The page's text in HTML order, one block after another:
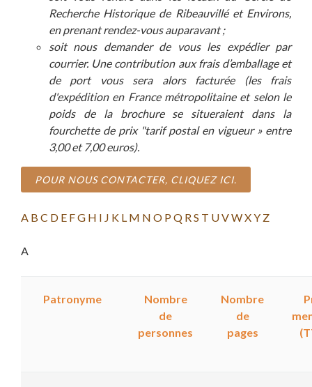
Recherche Historique de Ribeauvillé et Environs,
en prenant rendez-vous auparavant ;
soit nous demander de vous les expédier par
courrier. Une contribution aux frais d’emballage et
de port vous sera alors facturée (les frais
d'expédition en France métropolitaine et selon le
poids de la brochure se situeraient dans la
fourchette de prix "tarif postal en vigueur » entre
3,00 et 7,00 euros).
POUR NOUS CONTACTER, CLIQUEZ ICI.
A B C D E FG H I J K L M N O PQ RS T UVWXY Z
A
Patronyme
Nombre
de
personnes
Nombre
de
pages